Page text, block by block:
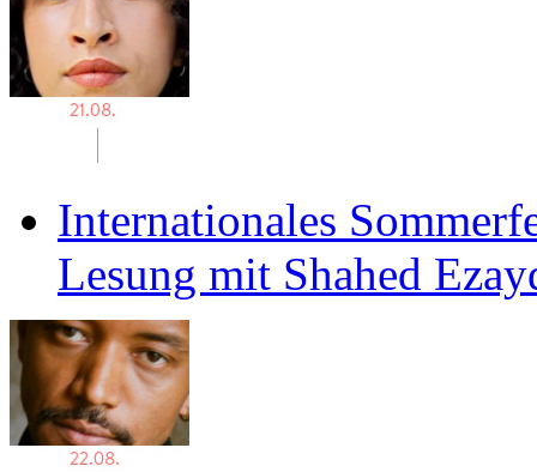
Internationales
Lesung mit Shahed